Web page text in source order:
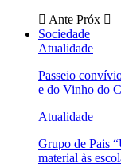
Ante Próx
Sociedade
Atualidade
Passeio
e do Vinho do
Atualidade
Grupo de Pais
material às